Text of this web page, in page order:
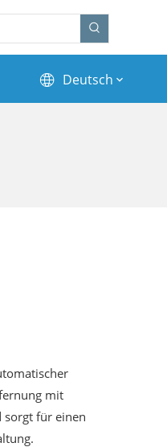
Deutsch
mit
sorgt für einen